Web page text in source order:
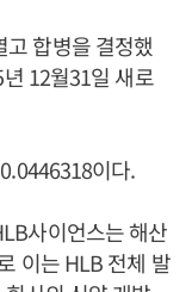
합병을 결정했
12월31일 새로
이다.
사이언스는 해산
이는 HLB 전체 발